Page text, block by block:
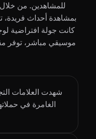
للمشاهدين. من خلال
بمشاهدة أحداث فريدة،
كانت جولة افتراضية
الغامرة في